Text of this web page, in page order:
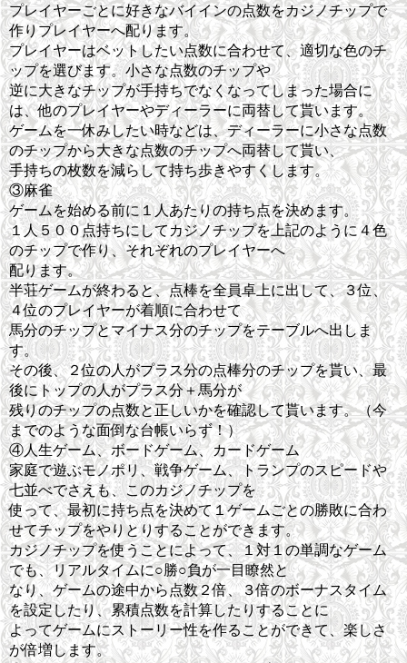
プレイヤーごとに好きなバイインの点数をカジノチップで
作りプレイヤーへ配ります。
プレイヤーはベットしたい点数に合わせて、適切な色のチ
ップを選びます。小さな点数のチップや
逆に大きなチップが手持ちでなくなってしまった場合に
は、他のプレイヤーやディーラーに両替して貰います。
ゲームを一休みしたい時などは、ディーラーに小さな点数
のチップから大きな点数のチップへ両替して貰い、
手持ちの枚数を減らして持ち歩きやすくします。
③麻雀
ゲームを始める前に１人あたりの持ち点を決めます。
１人５００点持ちにしてカジノチップを上記のように４色
のチップで作り、それぞれのプレイヤーへ
配ります。
半荘ゲームが終わると、点棒を全員卓上に出して、３位、
４位のプレイヤーが着順に合わせて
馬分のチップとマイナス分のチップをテーブルへ出しま
す。
その後、２位の人がプラス分の点棒分のチップを貰い、最
後にトップの人がプラス分＋馬分が
残りのチップの点数と正しいかを確認して貰います。（今
までのような面倒な台帳いらず！）
④人生ゲーム、ボードゲーム、カードゲーム
家庭で遊ぶモノポリ、戦争ゲーム、トランプのスピードや
七並べでさえも、このカジノチップを
使って、最初に持ち点を決めて１ゲームごとの勝敗に合わ
せてチップをやりとりすることができます。
カジノチップを使うことによって、１対１の単調なゲーム
でも、リアルタイムに○勝○負が一目瞭然と
なり、ゲームの途中から点数２倍、３倍のボーナスタイム
を設定したり、累積点数を計算したりすることに
よってゲームにストーリー性を作ることができて、楽しさ
が倍増します。